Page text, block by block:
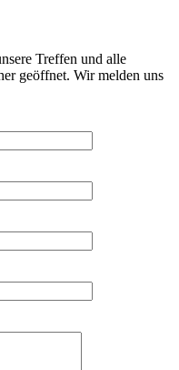
Treffen und alle
geöffnet. Wir melden uns